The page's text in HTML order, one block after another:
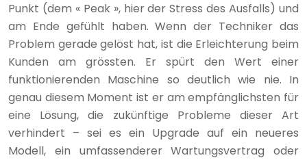
Punkt (dem « Peak », hier der Stress des Ausfalls) und
am Ende gefühlt haben. Wenn der Techniker das
Problem gerade gelöst hat, ist die Erleichterung beim
Kunden am grössten. Er spürt den Wert einer
funktionierenden Maschine so deutlich wie nie. In
genau diesem Moment ist er am empfänglichsten für
eine Lösung, die zukünftige Probleme dieser Art
verhindert – sei es ein Upgrade auf ein neueres
Modell, ein umfassenderer Wartungsvertrag oder